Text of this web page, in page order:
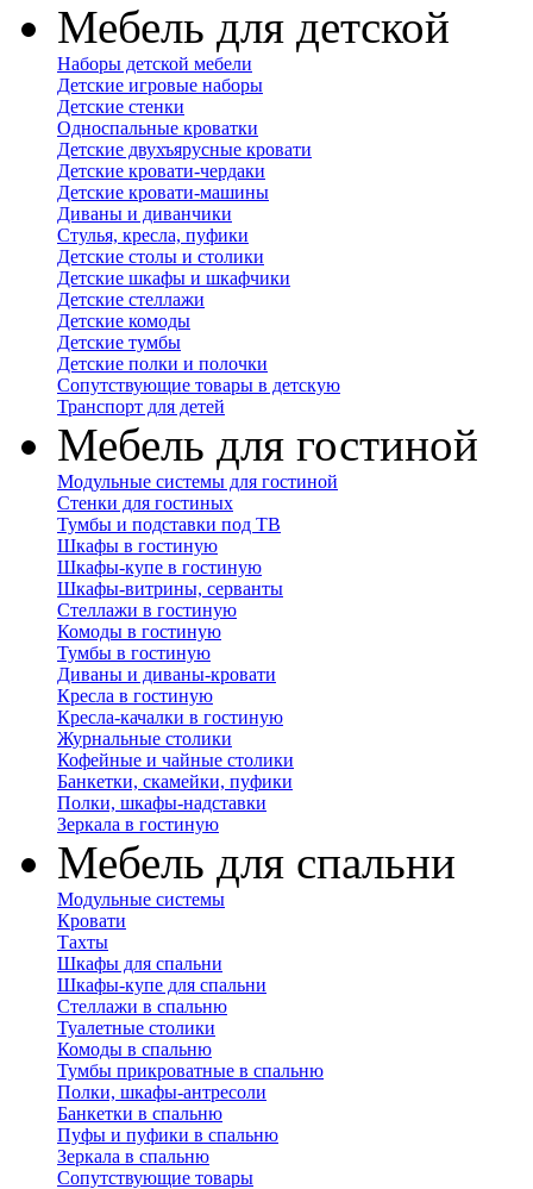
Мебель для детской
Наборы детской мебели
Детские игровые наборы
Детские стенки
Односпальные кроватки
Детские двухъярусные кровати
Детские кровати-чердаки
Детские кровати-машины
Диваны и диванчики
Стулья, кресла, пуфики
Детские столы и столики
Детские шкафы и шкафчики
Детские стеллажи
Детские комоды
Детские тумбы
Детские полки и полочки
Сопутствующие товары в детскую
Транспорт для детей
Мебель для гостиной
Модульные системы для гостиной
Стенки для гостиных
Тумбы и подставки под ТВ
Шкафы в гостиную
Шкафы-купе в гостиную
Шкафы-витрины, серванты
Стеллажи в гостиную
Комоды в гостиную
Тумбы в гостиную
Диваны и диваны-кровати
Кресла в гостиную
Кресла-качалки в гостиную
Журнальные столики
Кофейные и чайные столики
Банкетки, скамейки, пуфики
Полки, шкафы-надставки
Зеркала в гостиную
Мебель для спальни
Модульные системы
Кровати
Тахты
Шкафы для спальни
Шкафы-купе для спальни
Стеллажи в спальню
Туалетные столики
Комоды в спальню
Тумбы прикроватные в спальню
Полки, шкафы-антресоли
Банкетки в спальню
Пуфы и пуфики в спальню
Зеркала в спальню
Сопутствующие товары